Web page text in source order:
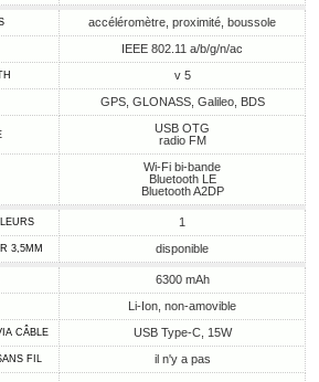
accéléromètre, proximité, boussole
IEEE 802.11 a/b/g/n/ac
v 5
GPS, GLONASS, Galileo, BDS
USB OTG
radio FM
Wi-Fi bi-bande
Bluetooth LE
Bluetooth A2DP
1
3,5MM disponible
6300 mAh
Li-Ion, non-amovible
CÂBLE USB Type-C, 15W
FIL il n'y a pas